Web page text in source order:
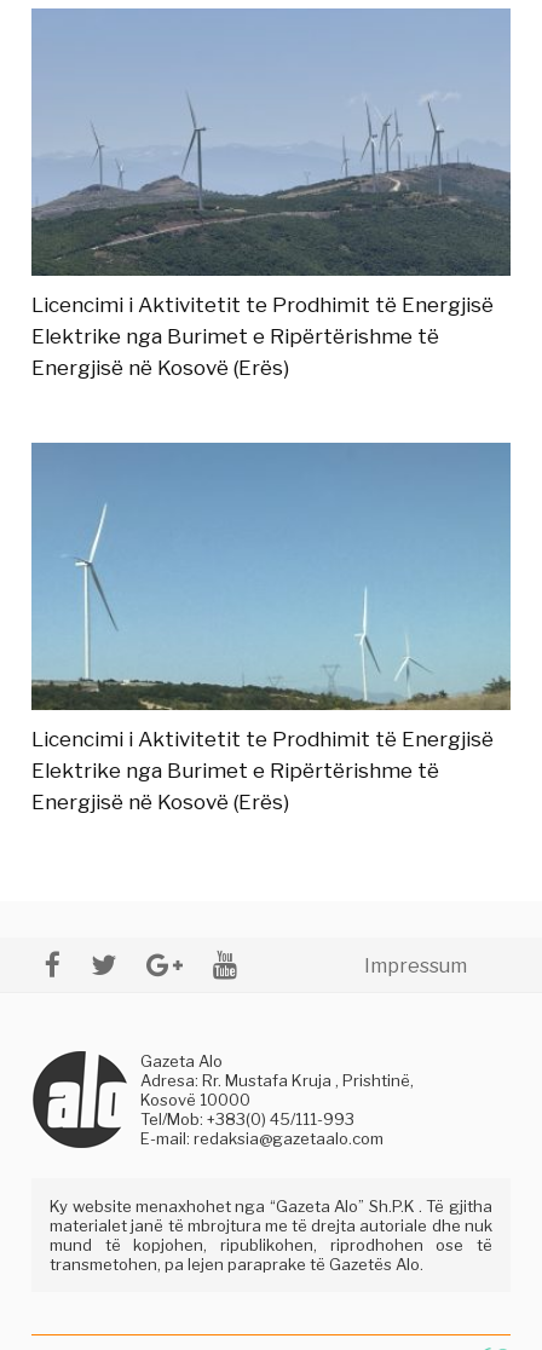
Licencimi i Aktivitetit te Prodhimit të Energjisë
Elektrike nga Burimet e Ripërtërishme të
Energjisë në Kosovë (Erës)
Licencimi i Aktivitetit te Prodhimit të Energjisë
Elektrike nga Burimet e Ripërtërishme të
Energjisë në Kosovë (Erës)
Impressum
Gazeta Alo
Adresa: Rr. Mustafa Kruja , Prishtinë,
Kosovë 10000
Tel/Mob: +383(0) 45/111-993
E-mail:redaksia@gazetaalo.com
Ky website menaxhohet nga “Gazeta Alo” Sh.P.K . Të gjitha
materialet janë të mbrojtura me të drejta autoriale dhe nuk
mund të kopjohen, ripublikohen, riprodhohen ose të
transmetohen, pa lejen paraprake të Gazetës Alo.